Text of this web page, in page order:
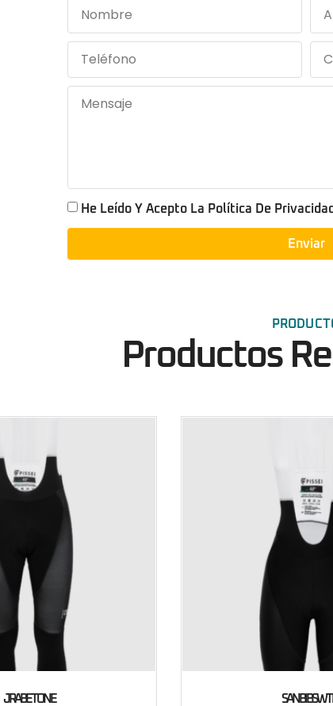
He Leído Y Acepto La Política De Privacidad
Enviar
Productos
JRABETONE